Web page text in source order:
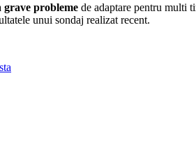
grave probleme de adaptare pentru multi
unui sondaj realizat recent.